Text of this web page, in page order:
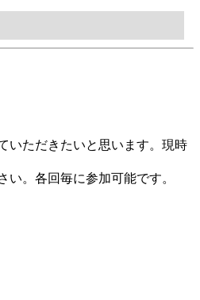
いただきたいと思います。現時
。各回毎に参加可能です。